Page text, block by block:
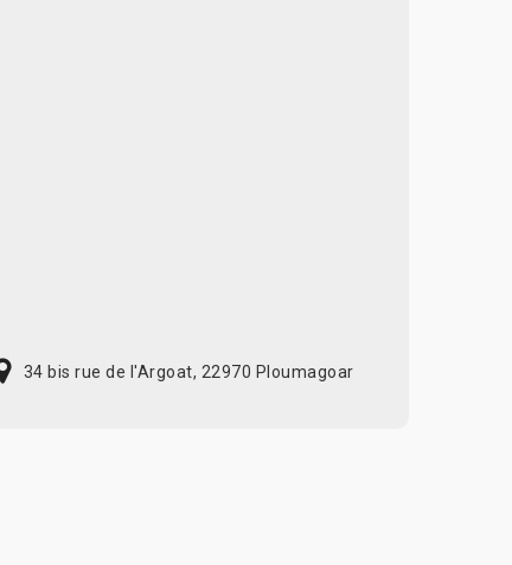
34 bis rue de l'Argoat, 22970 Ploumagoar